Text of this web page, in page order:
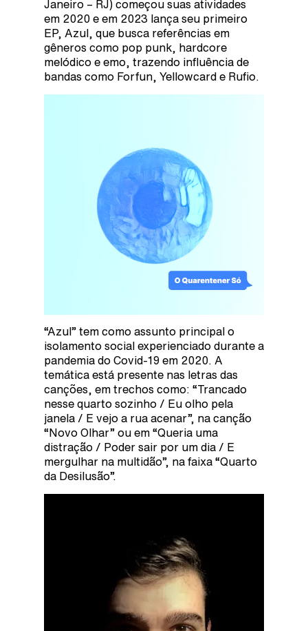
Janeiro – RJ) começou suas atividades
em 2020 e em 2023 lança seu primeiro
EP, Azul, que busca referências em
gêneros como pop punk, hardcore
melódico e emo, trazendo influência de
bandas como Forfun, Yellowcard e Rufio.
“Azul” tem como assunto principal o
isolamento social experienciado durante a
pandemia do Covid-19 em 2020. A
temática está presente nas letras das
canções, em trechos como: “Trancado
nesse quarto sozinho / Eu olho pela
janela / E vejo a rua acenar”, na canção
“Novo Olhar” ou em “Queria uma
distração / Poder sair por um dia / E
mergulhar na multidão”, na faixa “Quarto
da Desilusão”.